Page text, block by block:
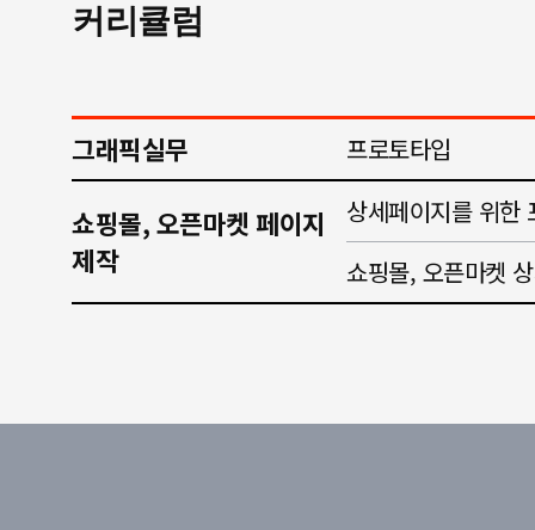
커리큘럼
그래픽실무 프로토타입
쇼핑몰, 오픈마켓 페이지
제작
상세페이지를 위한
쇼핑몰, 오픈마켓